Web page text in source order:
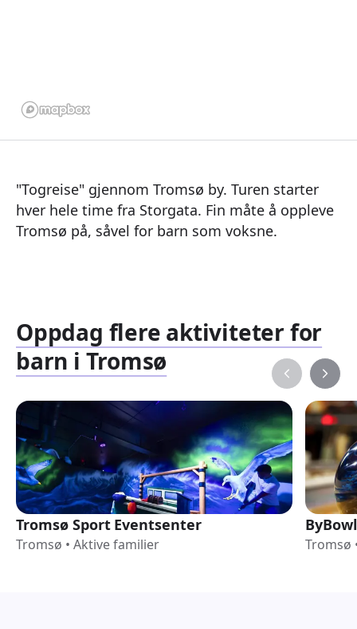
"Togreise" gjennom Tromsø by. Turen starter
hver hele time fra Storgata. Fin måte å oppleve
Tromsø på, såvel for barn som voksne.
Oppdag flere aktiviteter for
barn i Tromsø
Tromsø Sport Eventsenter
Tromsø • Aktive familier Tromsø